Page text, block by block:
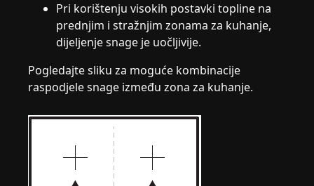
Pri korištenju visokih postavki topline na
prednjim i stražnjim zonama za kuhanje,
dijeljenje snage je uočljivije.
Pogledajte sliku za moguće kombinacije
raspodjele snage između zona za kuhanje.